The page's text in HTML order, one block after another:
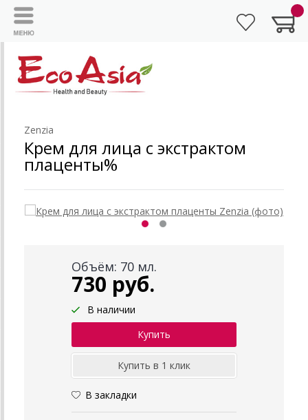
Zenzia
Крем для лица с экстрактом
плаценты%
Объём: 70 мл.
730 руб.
В наличии
В закладки